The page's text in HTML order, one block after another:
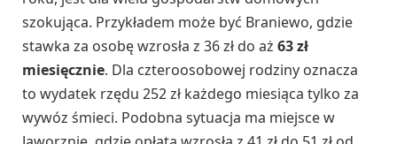
szokująca. Przykładem może być Braniewo, gdzie
stawka za osobę wzrosła z 36 zł do aż 63 zł
miesięcznie. Dla czteroosobowej rodziny oznacza
to wydatek rzędu 252 zł każdego miesiąca tylko za
wywóz śmieci. Podobna sytuacja ma miejsce w